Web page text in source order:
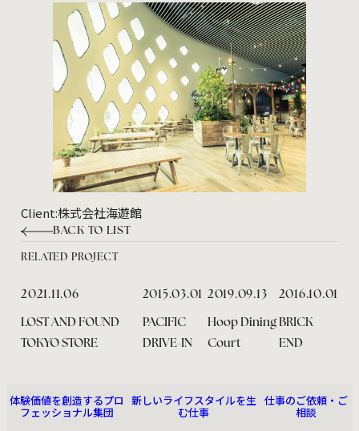
Client:株式会社海遊館
BACK TO LIST
RELATED PROJECT
2021.11.06
LOST AND FOUND
TOKYO STORE
2015.03.01
PACIFIC
DRIVE-IN
2019.09.13
Hoop Dining
Court
2016.10.01
BRICK
END
体験価値を創造するプロ
フェッショナル集団
新しいライフスタイルを生
む仕事
仕事のご依頼・ご
相談